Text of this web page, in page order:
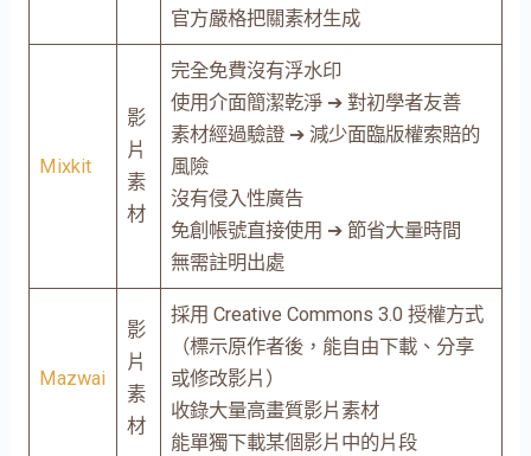
官方嚴格把關素材生成
Mixkit
影
片
素
材
完全免費沒有浮水印
使用介面簡潔乾淨 ➔ 對初學者友善
素材經過驗證 ➔ 減少面臨版權索賠的
風險
沒有侵入性廣告
免創帳號直接使用 ➔ 節省大量時間
無需註明出處
Mazwai
影
片
素
材
採用 Creative Commons 3.0 授權方式
（標示原作者後，能自由下載、分享
或修改影片）
收錄大量高畫質影片素材
能單獨下載某個影片中的片段